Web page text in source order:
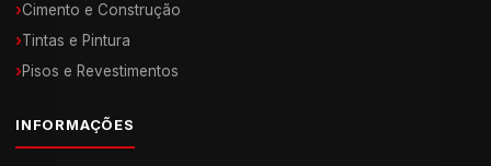
›Cimento e Construção
›Tintas e Pintura
›Pisos e Revestimentos
INFORMAÇÕES